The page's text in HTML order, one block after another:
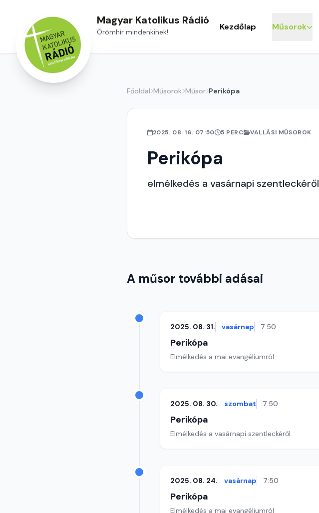
Magyar Katolikus Rádió
Örömhír mindenkinek! Kezdőlap Műsorok
Főoldal Műsorok Műsor Perikópa
2025. 08. 16. 07:50 5 PERC VALLÁSI MŰSOROK
Perikópa
elmélkedés a vasárnapi szentleckéről
A műsor további adásai
2025. 08. 31. vasárnap 7:50
Perikópa
Elmélkedés a mai evangéliumról
2025. 08. 30. szombat 7:50
Perikópa
Elmélkedés a vasárnapi szentleckéről
2025. 08. 24. vasárnap 7:50
Perikópa
Elmélkedés a mai evangéliumról